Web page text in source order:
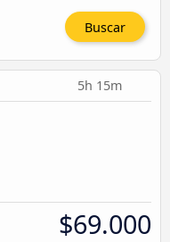
Buscar
5h 15m
$69.000